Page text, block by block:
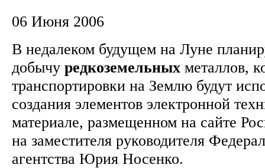
06 Июня 2006
В недалеком будущем на Луне
добычу редкоземельных металлов,
транспортировки на Землю будут
создания элементов электронной
материале, размещенном на сайте
на заместителя руководителя
агентства Юрия Носенко.